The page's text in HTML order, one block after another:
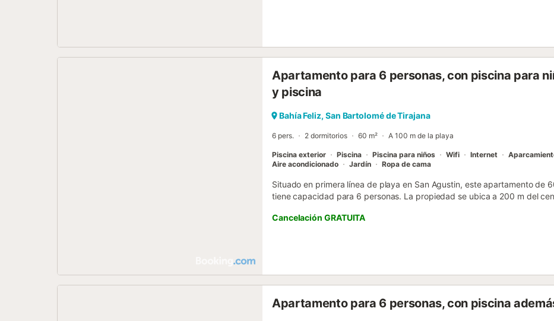
Apartamento para 6 personas, con piscina para
y piscina
Bahía Feliz, San Bartolomé de Tirajana
6 pers. 2 dormitorios 60 m² A 100 m de la playa
Piscina exterior Piscina Piscina para niños Wifi Internet
Aire acondicionado
Jardín Ropa de cama
Situado en primera línea de playa en San Agustin, este apartamento de
tiene capacidad para 6 personas. La propiedad se ubica a 200 m del
dormitorios, un baño y una cocina americana equipada, mientras que la
cama. Los huéspedes disponen de aire acondicionado, WiFi en todas
lavandería. El complejo ofrece además restaurante, bar, snack bar y
fitness, un spa con centro de bienestar y una pista de tenis. Para las
y una piscina dedicada para niños. En el exterior encontrará un jardín,
de conserjería y el mostrador de información turística ayudan con las
Cancelación GRATUITA
Apartamento para 6 personas, con piscina